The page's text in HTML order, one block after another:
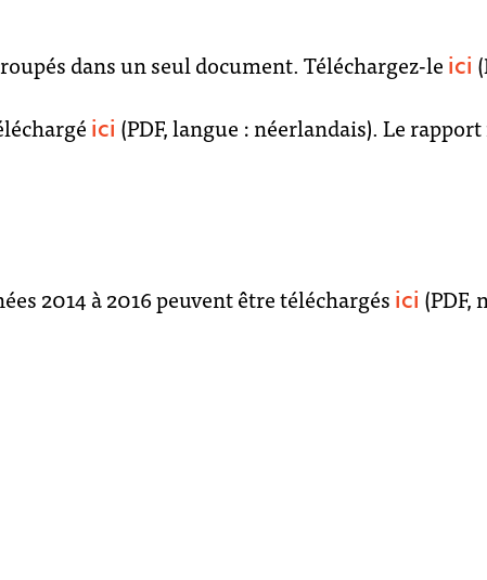
dans un seul document. Téléchargez-le ici
ici (PDF, langue : néerlandais). Le
2014 à 2016 peuvent être téléchargés ici (PDF,